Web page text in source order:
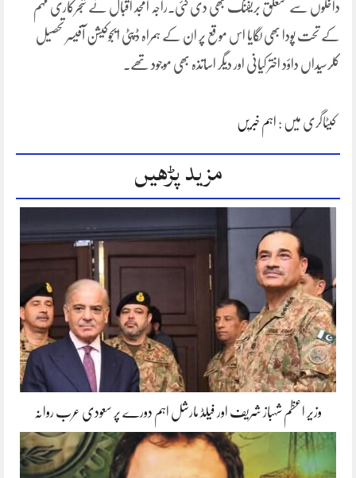
داخلوں سے متعلق بریفنگ بھی دی گئی۔راجہ امجد اقبال نے شجرکاری مہم
کے تحت پودا بھی لگایا اس موقع پر ان کے ہمراہ ڈپٹی ایجوکیشن آفیسر تحصیل
کلرسیداں داؤد اختر کیانی اور دیگر اساتذہ بھی موجود تھے۔
کیٹاگری میں : اہم خبریں
مزید پڑھیں
وزیر اعظم شہباز شریف اور فیلڈ مارشل اہم دورے پر سعودی عرب روانہ